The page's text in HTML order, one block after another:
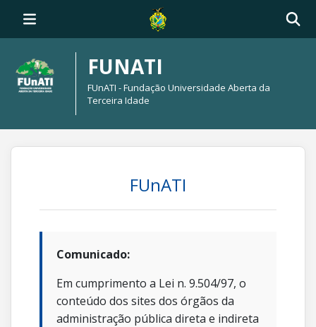
FUNATI
FUnATI - Fundação Universidade Aberta da
Terceira Idade
FUnATI
Comunicado:
Em cumprimento a Lei n. 9.504/97, o
conteúdo dos sites dos órgãos da
administração pública direta e indireta